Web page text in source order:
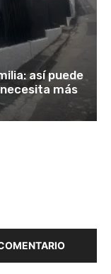
así puede
más